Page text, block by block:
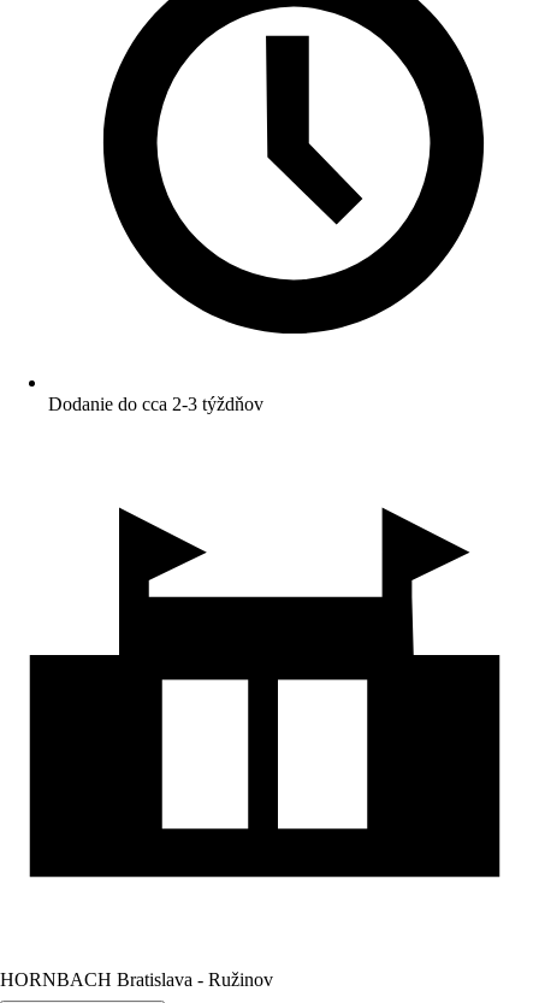
Dodanie do cca 2-3 týždňov
HORNBACH Bratislava - Ružinov